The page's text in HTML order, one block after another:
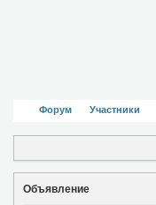
Форум Участники
Объявление